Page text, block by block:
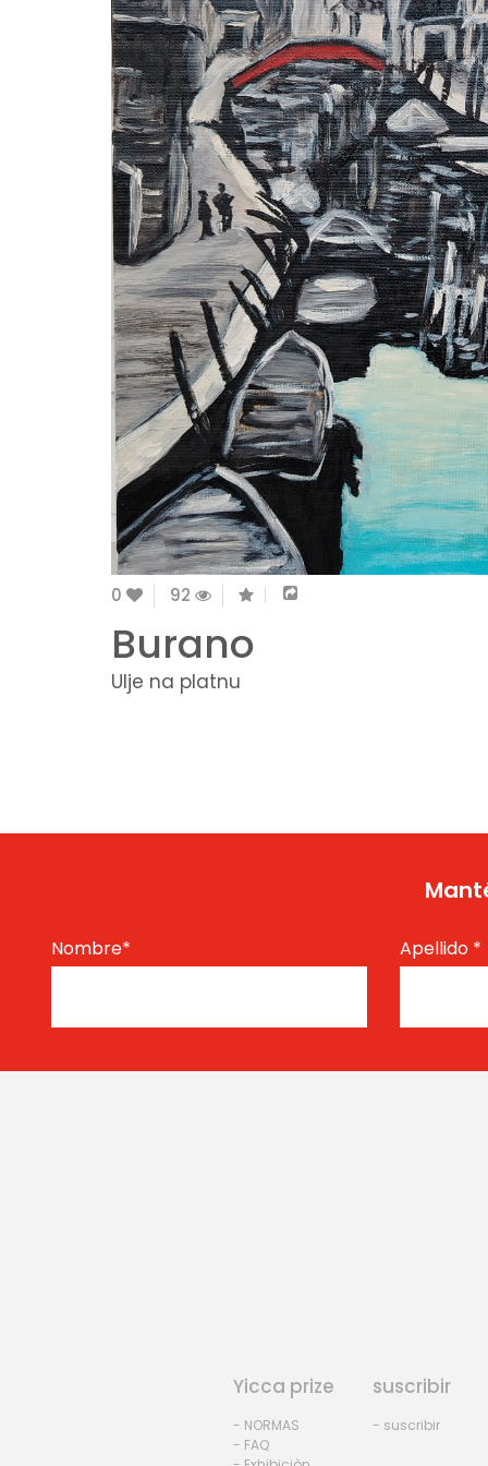
0 92
Burano
Ulje na platnu
Nombre* Apellido *
Yicca prize
- NORMAS
- FAQ
suscribir
- suscribir